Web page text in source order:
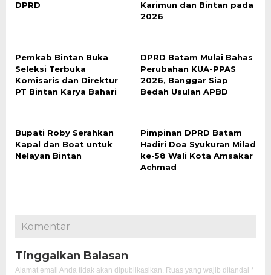
DPRD
Karimun dan Bintan pada
2026
Pemkab Bintan Buka
Seleksi Terbuka
Komisaris dan Direktur
PT Bintan Karya Bahari
DPRD Batam Mulai Bahas
Perubahan KUA-PPAS
2026, Banggar Siap
Bedah Usulan APBD
Bupati Roby Serahkan
Kapal dan Boat untuk
Nelayan Bintan
Pimpinan DPRD Batam
Hadiri Doa Syukuran Milad
ke-58 Wali Kota Amsakar
Achmad
Komentar
Tinggalkan Balasan
Alamat email Anda tidak akan dipublikasikan. Ruas yang wajib ditandai *